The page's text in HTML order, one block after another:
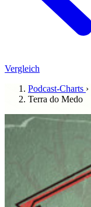
Vergleich
Podcast-Charts ›
Terra do Medo